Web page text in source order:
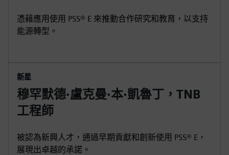
憑藉應用使用 PSS® E 來推動合作研究和教育，以支持
能源轉型。
新星
穆罕默德·盧克曼·本·凱魯丁，TNB
工程師
被認為新興人才，通過早期貢獻和創新使用 PSS® E，
展現出卓越的承諾。